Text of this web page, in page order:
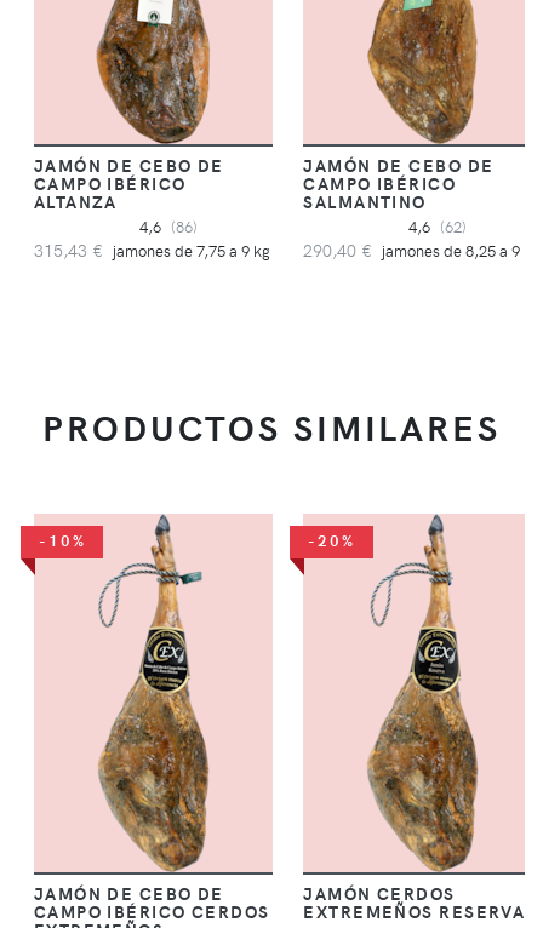
JAMÓN DE CEBO DE
CAMPO IBÉRICO
ALTANZA
4,6 (86)
315,43 € jamones de 7,75 a 9 kg
JAMÓN DE CEBO DE
CAMPO IBÉRICO
SALMANTINO
4,6 (62)
290,40 € jamones de 8,25 a 9 kg
PRODUCTOS SIMILARES
-10%
JAMÓN DE CEBO DE
CAMPO IBÉRICO CERDOS
-20%
JAMÓN CERDOS
EXTREMEÑOS RESERVA